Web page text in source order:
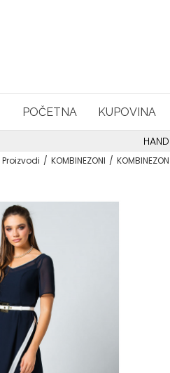
POČETNA KUPOVINA
Proizvodi KOMBINEZONI